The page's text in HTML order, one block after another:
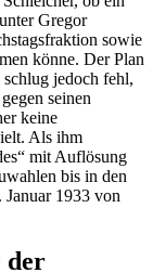
Gregor
sowie
könne. Der Plan
jedoch fehl,
seinen
keine
Als ihm
mit Auflösung
bis in den
Januar 1933 von
der